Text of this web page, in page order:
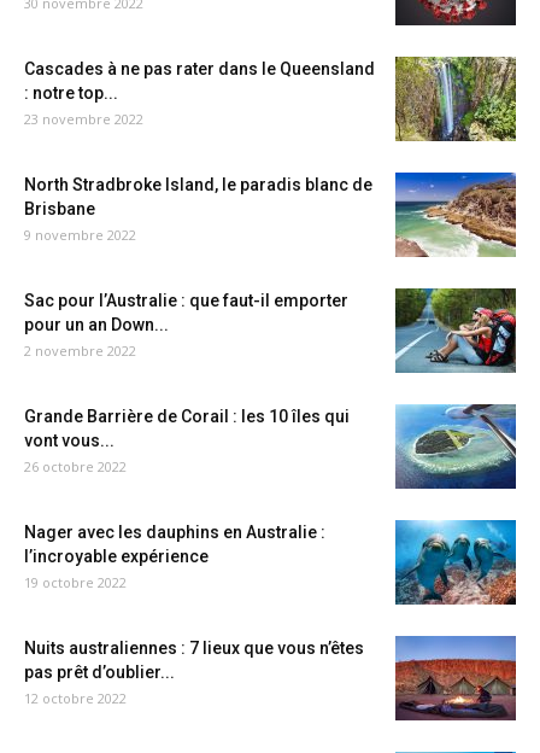
Cascades à ne pas rater dans le Queensland
: notre top...
23 novembre 2022
North Stradbroke Island, le paradis blanc de
Brisbane
9 novembre 2022
Sac pour l’Australie : que faut-il emporter
pour un an Down...
2 novembre 2022
Grande Barrière de Corail : les 10 îles qui
vont vous...
26 octobre 2022
Nager avec les dauphins en Australie :
l’incroyable expérience
19 octobre 2022
Nuits australiennes : 7 lieux que vous n’êtes
pas prêt d’oublier...
12 octobre 2022